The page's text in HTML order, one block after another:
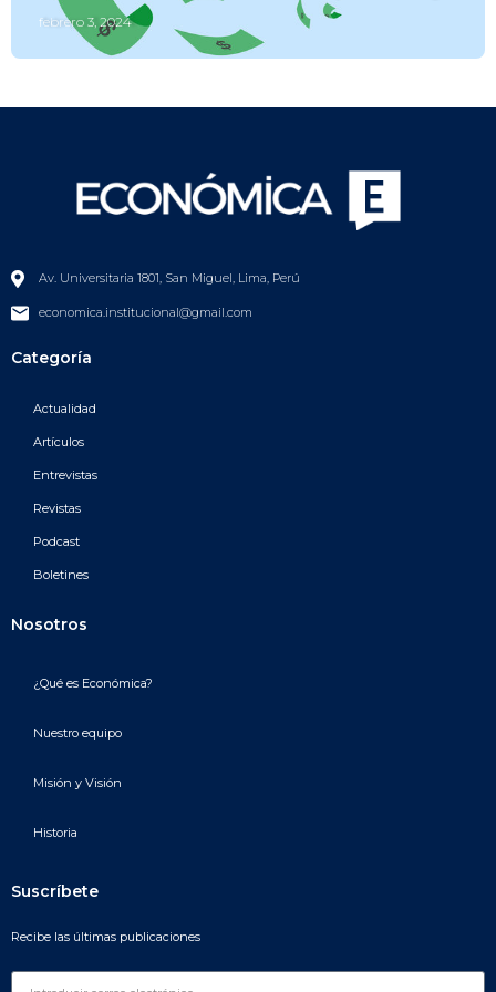
febrero 3, 2024
Av. Universitaria 1801, San Miguel, Lima, Perú
economica.institucional@gmail.com
Categoría
Actualidad
Artículos
Entrevistas
Revistas
Podcast
Boletines
Nosotros
¿Qué es Económica?
Nuestro equipo
Misión y Visión
Historia
Suscríbete
Recibe las últimas publicaciones